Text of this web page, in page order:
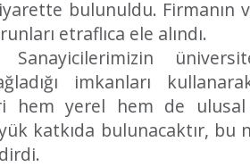
bulunuldu. Firmanın
etraflıca ele alındı.
Sanayicilerimizin
imkanları
hem yerel hem de
katkıda bulunacaktır, bu